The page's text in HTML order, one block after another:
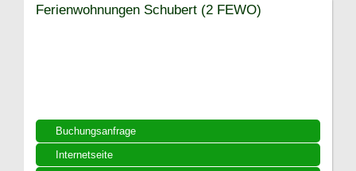
Buchungsanfrage
Internetseite
Ferienwohnungen Schubert (2 FEWO)